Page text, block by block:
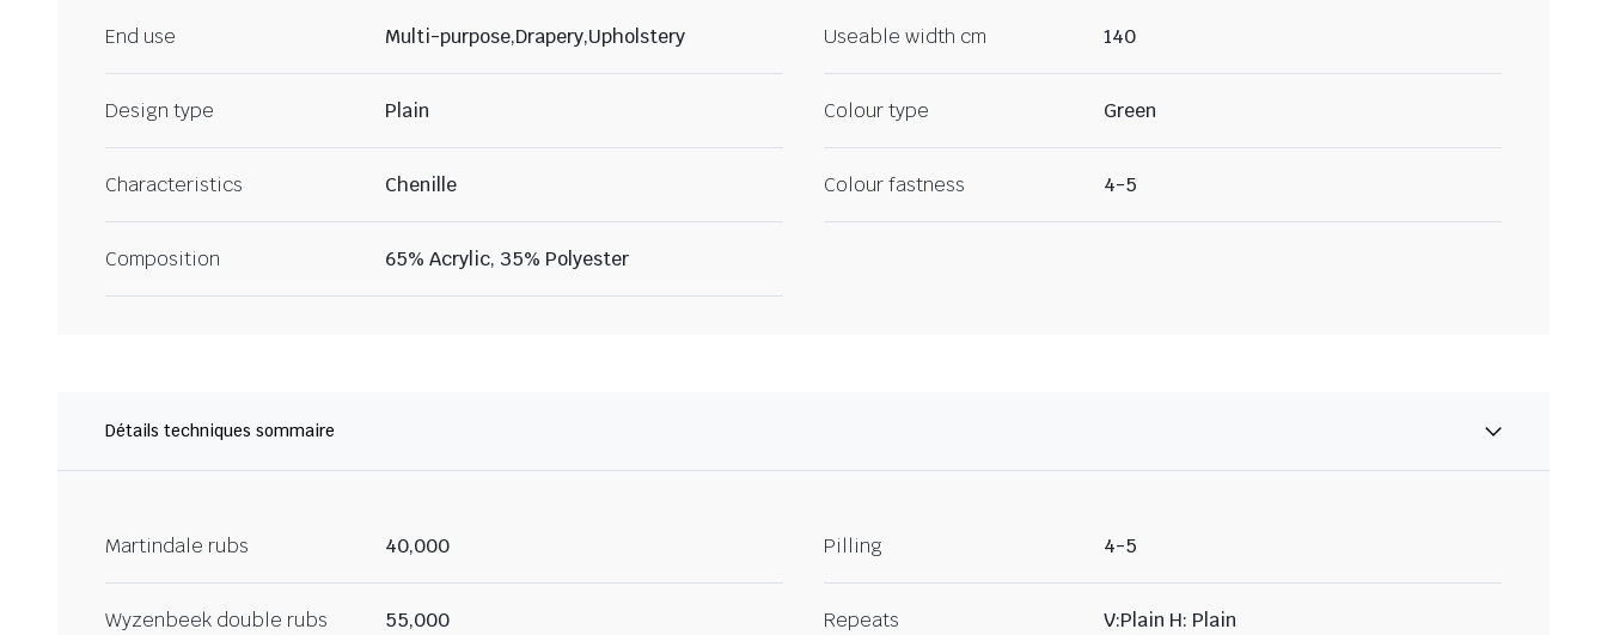
End use Multi-purpose,Drapery,Upholstery Useable width cm 140
Design type Plain Colour type Green
Characteristics Chenille Colour fastness 4-5
Composition 65% Acrylic, 35% Polyester
Détails techniques sommaire
Martindale rubs 40,000 Pilling 4-5
Wyzenbeek double rubs 55,000 Repeats V:Plain H: Plain